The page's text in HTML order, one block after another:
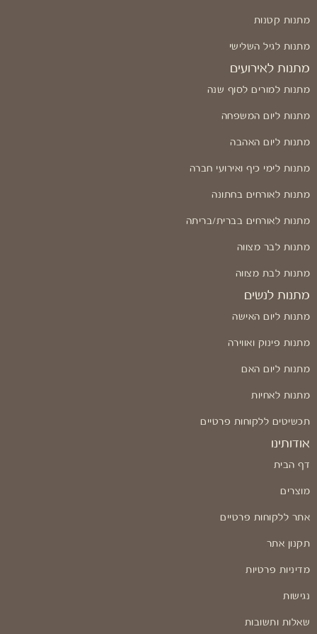
מתנות קטנות
מתנות לגיל השלישי
מתנות לאירועים
מתנות למורים לסוף שנה
מתנות ליום המשפחה
מתנות ליום האהבה
מתנות לימי כיף ואירועי חברה
מתנות לאורחים בחתונה
מתנות לאורחים בברית/בריתה
מתנות לבר מצווה
מתנות לבת מצווה
מתנות לנשים
מתנות ליום האישה
מתנות פינוק ואווירה
מתנות ליום האם
מתנות לאחיות
תכשיטים ללקוחות פרטיים
אודותינו
דף הבית
מוצרים
אתר ללקוחות פרטיים
תקנון אתר
מדיניות פרטיות
נגישות
שאלות ותשובות